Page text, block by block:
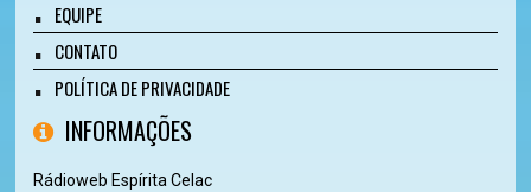
EQUIPE
CONTATO
POLÍTICA DE PRIVACIDADE
INFORMAÇÕES
Rádioweb Espírita Celac